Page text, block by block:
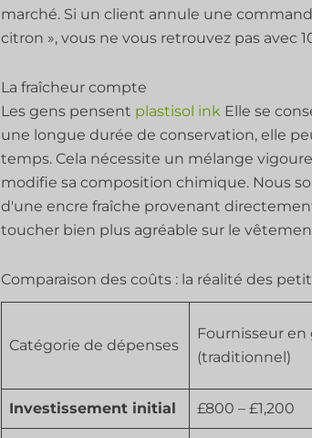
marché. Si un client annule une
citron », vous ne vous retrouvez pas avec
La fraîcheur compte
Les gens pensent plastisol inkElle se
une longue durée de conservation, elle
temps. Cela nécessite un mélange
modifie sa composition chimique. Nous
d'une encre fraîche provenant
toucher bien plus agréable sur le
Comparaison des coûts : la réalité des
Catégorie de dépenses
Fournisseur en
(traditionnel)
Investissement initial £800 – £1,200